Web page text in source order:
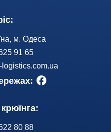
м. Одеса
91 65
80 88